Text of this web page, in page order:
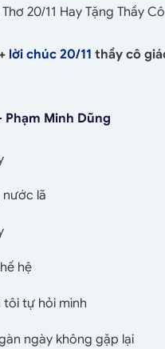
Thơ 20/11 Hay Tặng Thầy Cô
lời chúc 20/11 thầy cô
Minh Dũng
lã
hệ
tôi tự hỏi mình
ngày không gặp lại